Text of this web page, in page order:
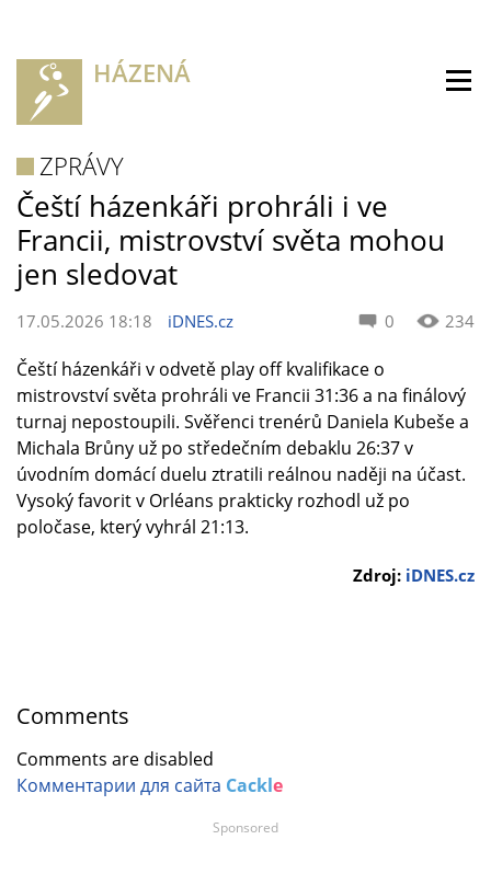
HÁZENÁ
ZPRÁVY
Čeští házenkáři prohráli i ve
Francii, mistrovství světa mohou
jen sledovat
0 234
17.05.2026 18:18 iDNES.cz
Čeští házenkáři v odvetě play off kvalifikace o
mistrovství světa prohráli ve Francii 31:36 a na finálový
turnaj nepostoupili. Svěřenci trenérů Daniela Kubeše a
Michala Brůny už po středečním debaklu 26:37 v
úvodním domácí duelu ztratili reálnou naději na účast.
Vysoký favorit v Orléans prakticky rozhodl už po
poločase, který vyhrál 21:13.
Zdroj: iDNES.cz
Comments
Comments are disabled
Комментарии для сайта Cackle
Sponsored